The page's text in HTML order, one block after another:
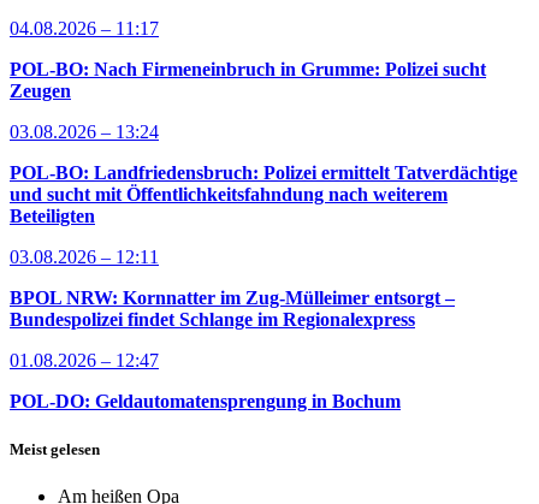
04.08.2026 – 11:17
POL-BO: Nach Firmeneinbruch in Grumme: Polizei sucht
Zeugen
03.08.2026 – 13:24
POL-BO: Landfriedensbruch: Polizei ermittelt Tatverdächtige
und sucht mit Öffentlichkeitsfahndung nach weiterem
Beteiligten
03.08.2026 – 12:11
BPOL NRW: Kornnatter im Zug-Mülleimer entsorgt –
Bundespolizei findet Schlange im Regionalexpress
01.08.2026 – 12:47
POL-DO: Geldautomatensprengung in Bochum
Meist gelesen
Am heißen Opa